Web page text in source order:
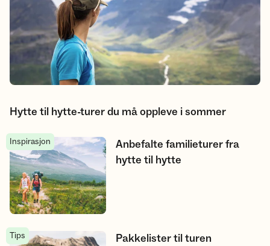
Hytte til hytte-turer du må oppleve i sommer
Anbefalte familieturer fra hytte til hytte
Inspirasjon
Anbefalte familieturer fra
hytte til hytte
Pakkelister til turen
Tips Pakkelister til turen